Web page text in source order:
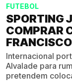
FUTEBOL
SPORTING
COMPRAR
Internacional
Alvalade para
pretendem